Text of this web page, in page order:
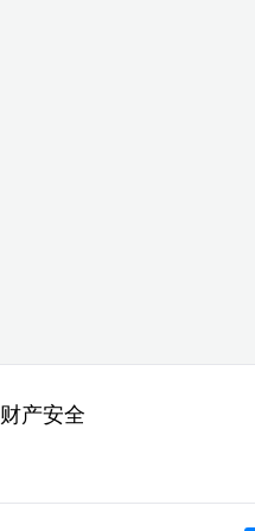
产安全